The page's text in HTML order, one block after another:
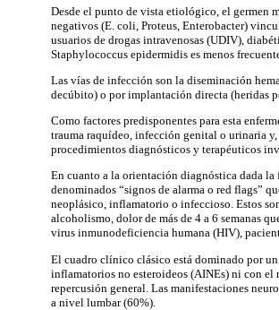
Desde el punto de vista etiológico, el germen
negativos (E. coli, Proteus, Enterobacter)
usuarios de drogas intravenosas (UDIV),
Staphylococcus epidermidis es menos
Las vías de infección son la diseminación
decúbito) o por implantación directa (heridas
Como factores predisponentes para esta
trauma raquídeo, infección genital o urinaria
procedimientos diagnósticos y terapéuticos
En cuanto a la orientación diagnóstica dada
denominados “signos de alarma o red flags”
neoplásico, inflamatorio o infeccioso. Estos
alcoholismo, dolor de más de 4 a 6 semanas
virus inmunodeficiencia humana (HIV),
El cuadro clínico clásico está dominado por
inflamatorios no esteroideos (AINEs) ni con el
repercusión general. Las manifestaciones
a nivel lumbar (60%).